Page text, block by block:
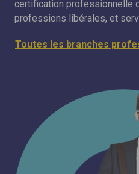
certification professionnelle
professions libérales, et
Toutes les branches